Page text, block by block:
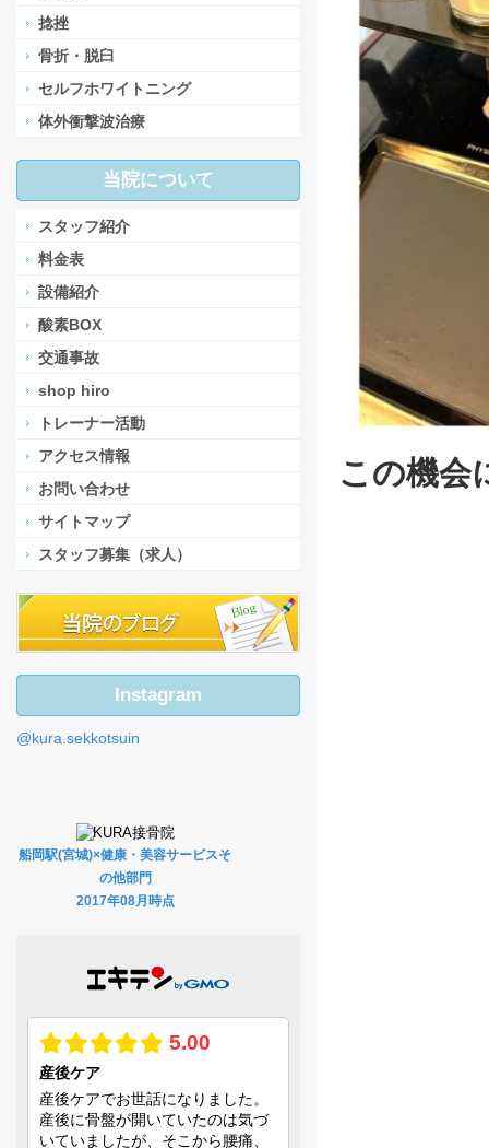
この機会
捻挫
骨折・脱臼
セルフホワイトニング
体外衝撃波治療
当院について
スタッフ紹介
料金表
設備紹介
酸素BOX
交通事故
shop hiro
トレーナー活動
アクセス情報
お問い合わせ
サイトマップ
スタッフ募集（求人）
Instagram
@kura.sekkotsuin
船岡駅(宮城)×健康・美容サービスそ
の他部門
2017年08月時点